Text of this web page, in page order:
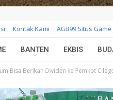
Kontak Kami AGB99 Situs
BANTEN EKBIS
Bisa Berikan Dividen ke Pemkot